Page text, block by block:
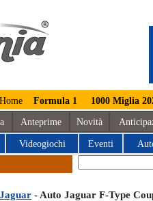
Home Formula 1 1000 Miglia
Anteprime Novità
Videogiochi Eventi
Jaguar - Auto Jaguar F-Type